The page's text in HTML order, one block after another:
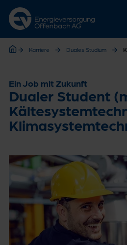
Zur Hauptnavigation
Zur Servicelasche
Zum Hauptinhalt
Zur Footernavigation
Karriere Duales Studium
Ein Job mit Zukunft
Dualer Student